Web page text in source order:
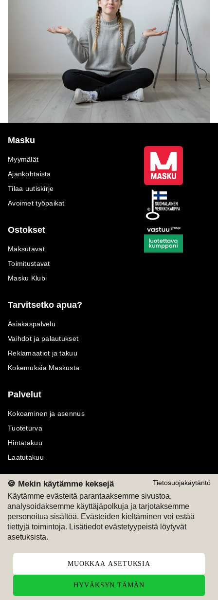
Tietosuojakäytäntö
🍪 Mekin käytämme keksejä
Käytämme evästeitä parantaaksemme sivustoa,
analysoidaksemme käyttäjäpolkuja ja tarjotaksemme
personoitua sisältöä. Evästeiden kieltäminen voi estää
tiettyjä toimintoja. Lisätiedot evästetyypeistä löytyvät
asetuksista.
MUOKKAA ASETUKSIA
HYVÄKSYN TÄMÄN
Masku
Myymälät
Ajankohtaista
Tilaa uutiskirje
Avoimet työpaikat
Ostokset
Maksutavat
Toimitustavat
Masku Klubi
Tarvitsetko apua?
Asiakaspalvelu
Vaihdot ja palautukset
Reklamaatiot ja takuu
Kokemuksia Maskusta
Palvelut
Kokoaminen ja asennus
Tuoteturva
Hintatakuu
Laatutakuu
Maksutavat
M
Seuraa meitä